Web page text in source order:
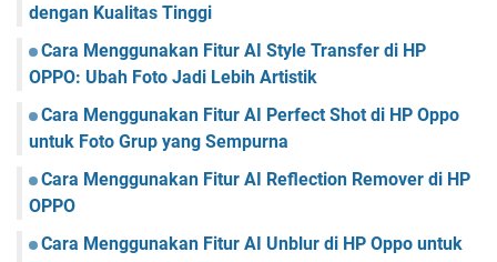
dengan Kualitas Tinggi
Cara Menggunakan Fitur AI Style Transfer di HP
OPPO: Ubah Foto Jadi Lebih Artistik
Cara Menggunakan Fitur AI Perfect Shot di HP Oppo
untuk Foto Grup yang Sempurna
Cara Menggunakan Fitur AI Reflection Remover di HP
OPPO
Cara Menggunakan Fitur AI Unblur di HP Oppo untuk